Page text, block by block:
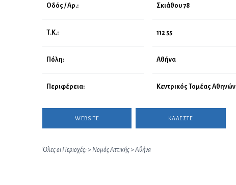
Οδός / Αρ.: Σκιάθου 78
Τ.Κ.: 112 55
Πόλη: Αθήνα
Περιφέρεια: Κεντρικός Τομέας Αθηνών
WEBSITE ΚΑΛΕΣΤΕ
Όλες οι Περιοχές:> Νομός Αττικής>Αθήνα